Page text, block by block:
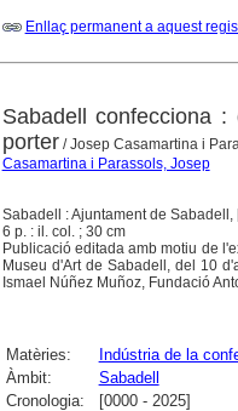
Enllaç permanent a aquest
Sabadell confecciona
porter/ Josep Casamartina i
Casamartina i Parassols, Josep
Sabadell : Ajuntament de Sabadell,
6 p. : il. col. ; 30 cm
Publicació editada amb motiu de
Museu d'Art de Sabadell, del 10
Ismael Núñez Muñoz, Fundació
Matèries: Indústria de la
Àmbit:
Sabadell
Cronologia:
[0000 - 2025]